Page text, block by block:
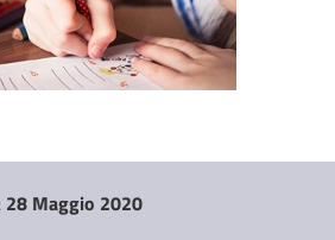
28 Maggio 2020